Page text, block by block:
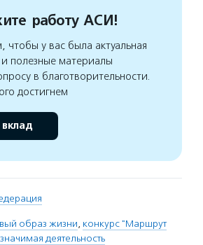
работу АСИ!
у вас была актуальная
полезные материалы
в благотворительности.
достигнем
образ жизни, конкурс "Маршрут
деятельность